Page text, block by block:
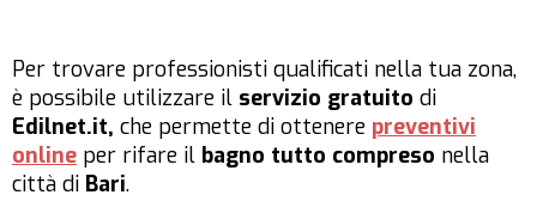
Per trovare professionisti qualificati nella tua zona,
è possibile utilizzare il servizio gratuito di
Edilnet.it, che permette di ottenere preventivi
online per rifare il bagno tutto compreso nella
città di Bari.